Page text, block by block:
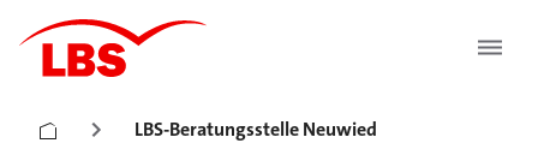
LBS-Beratungsstelle Neuwied